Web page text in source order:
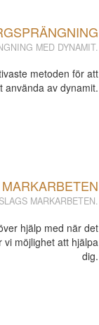
MED DYNAMIT.
metoden för att
använda av dynamit.
MARKARBETEN
MARKARBETEN.
hjälp med när det
möjlighet att hjälpa
dig.